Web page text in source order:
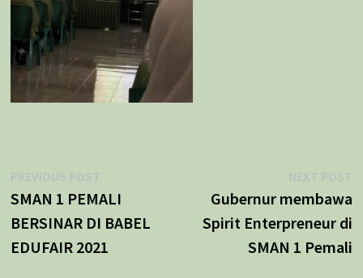
Navigasi
pos
PREVIOUS POSTPrevious
post:
SMAN 1 PEMALI
BERSINAR DI BABEL
EDUFAIR 2021
NEXT POST
Gubernur membawa
Spirit Enterpreneur di
SMAN 1 Pemali